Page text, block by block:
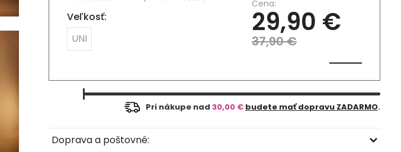
Veľkosť:
UNI
Cena:
29,90 €
37,90 €
Pri nákupe nad 30,00 € budete mať dopravu ZADARMO.
Doprava a poštovné: